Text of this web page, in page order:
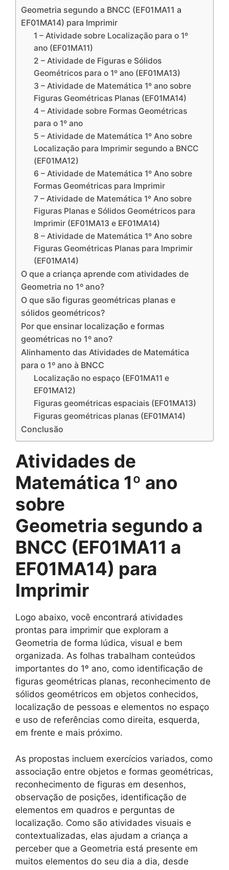
Geometria segundo a BNCC (EF01MA11 a
EF01MA14) para Imprimir
1 – Atividade sobre Localização para o 1º
ano (EF01MA11)
2 – Atividade de Figuras e Sólidos
Geométricos para o 1º ano (EF01MA13)
3 – Atividade de Matemática 1º ano sobre
Figuras Geométricas Planas (EF01MA14)
4 – Atividade sobre Formas Geométricas
para o 1º ano
5 – Atividade de Matemática 1º Ano sobre
Localização para Imprimir segundo a BNCC
(EF01MA12)
6 – Atividade de Matemática 1º Ano sobre
Formas Geométricas para Imprimir
7 – Atividade de Matemática 1º Ano sobre
Figuras Planas e Sólidos Geométricos para
Imprimir (EF01MA13 e EF01MA14)
8 – Atividade de Matemática 1º Ano sobre
Figuras Geométricas Planas para Imprimir
(EF01MA14)
O que a criança aprende com atividades de
Geometria no 1º ano?
O que são figuras geométricas planas e
sólidos geométricos?
Por que ensinar localização e formas
geométricas no 1º ano?
Alinhamento das Atividades de Matemática
para o 1º ano à BNCC
Localização no espaço (EF01MA11 e
EF01MA12)
Figuras geométricas espaciais (EF01MA13)
Figuras geométricas planas (EF01MA14)
Conclusão
Atividades de
Matemática 1º ano
sobre
Geometria segundo a
BNCC (EF01MA11 a
EF01MA14) para
Imprimir
Logo abaixo, você encontrará atividades
prontas para imprimir que exploram a
Geometria de forma lúdica, visual e bem
organizada. As folhas trabalham conteúdos
importantes do 1º ano, como identificação de
figuras geométricas planas, reconhecimento de
sólidos geométricos em objetos conhecidos,
localização de pessoas e elementos no espaço
e uso de referências como direita, esquerda,
em frente e mais próximo.
As propostas incluem exercícios variados, como
associação entre objetos e formas geométricas,
reconhecimento de figuras em desenhos,
observação de posições, identificação de
elementos em quadros e perguntas de
localização. Como são atividades visuais e
contextualizadas, elas ajudam a criança a
perceber que a Geometria está presente em
muitos elementos do seu dia a dia, desde